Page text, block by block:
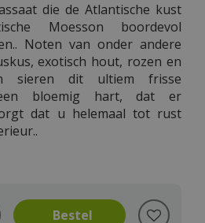
die de Atlantische kust
Moesson boordevol
Noten van onder andere
exotisch hout, rozen en
sieren dit ultiem frisse
bloemig hart, dat er
dat u helemaal tot rust